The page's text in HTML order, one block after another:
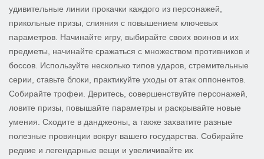
удивительные линии прокачки каждого из персонажей,
прикольные призы, слияния с повышением ключевых
параметров. Начинайте игру, выбирайте своих воинов и их
предметы, начинайте сражаться с множеством противников и
боссов. Используйте несколько типов ударов, стремительные
серии, ставьте блоки, практикуйте уходы от атак оппонентов.
Собирайте трофеи. Деритесь, совершенствуйте персонажей,
ловите призы, повышайте параметры и раскрывайте новые
умения. Сходите в данджеоны, а также захватите разные
полезные провинции вокруг вашего государства. Собирайте
редкие и легендарные вещи и увеличивайте их